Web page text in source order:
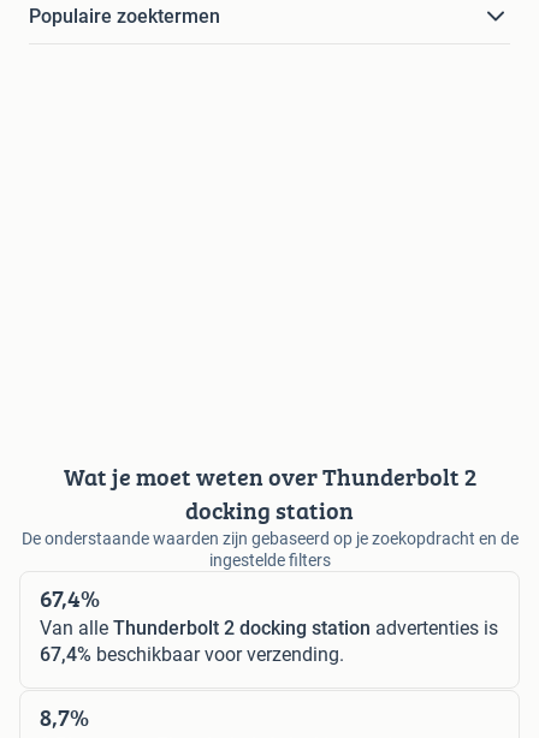
Populaire zoektermen
Wat je moet weten over Thunderbolt 2
docking station
De onderstaande waarden zijn gebaseerd op je zoekopdracht en de
ingestelde filters
67,4%
Van alle Thunderbolt 2 docking station advertenties is
67,4% beschikbaar voor verzending.
8,7%